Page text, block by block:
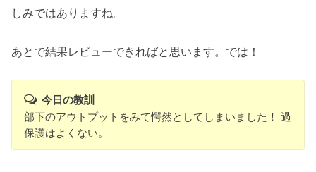
しみではありますね。
あとで結果レビューできればと思います。では！
今日の教訓
部下のアウトプットをみて愕然としてしまいました！ 過
保護はよくない。